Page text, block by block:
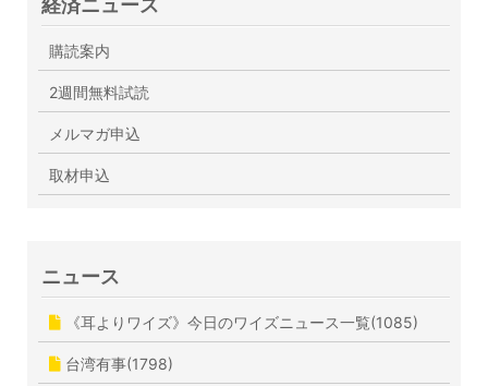
購読案内
2週間無料試読
メルマガ申込
取材申込
ニュース
《耳よりワイズ》今日のワイズニュース一覧(1085)
台湾有事(1798)